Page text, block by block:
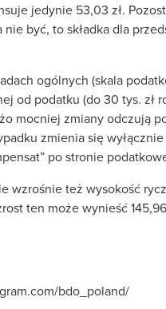
jedynie 53,03 zł.
być, to składka dla
ogólnych (skala
od podatku (do 30 tys. zł
mocniej zmiany odczują
zmienia się
po stronie
też wysokość
ten może wynieść
bdo_poland/